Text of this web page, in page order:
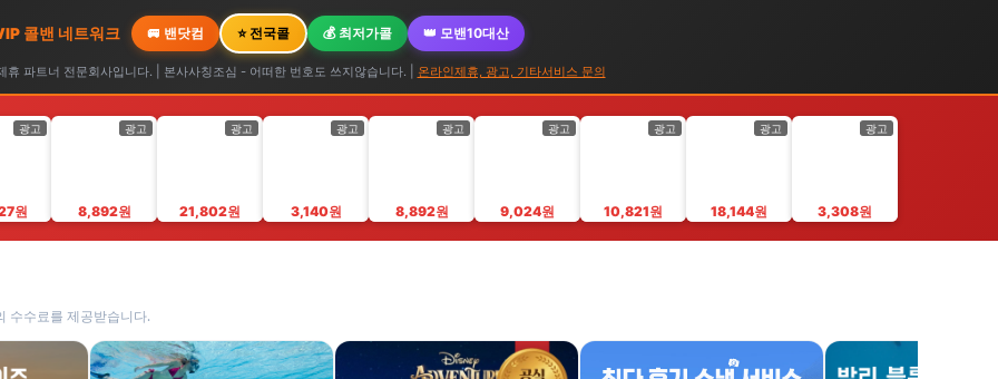
콜밴 네트워크 🚐 밴닷컴 ⭐ 전국콜 💰 최저가콜 👑 모밴10대산
휴 파트너 전문회사입니다. | 본사사칭조심 - 어떠한 번호도 쓰지않습니다. | 온라인제휴, 광고, 기타서비스 문의
광고
원
광고
8,892원
광고
21,802원
광고
3,140원
광고
8,892원
광고
9,024원
광고
10,821원
광고
18,144원
광고
3,308원
수수료를 제공받습니다.